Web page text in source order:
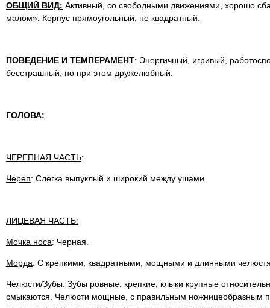
ОБЩИЙ ВИД: Активный, со свободными движениями, хорошо
малом». Корпус прямоугольный, не квадратный.
ПОВЕДЕНИЕ И ТЕМПЕРАМЕНТ: Энергичный, игривый,
бесстрашный, но при этом дружелюбный.
ГОЛОВА:
ЧЕРЕПНАЯ ЧАСТЬ:
Череп: Слегка выпуклый и широкий между ушами.
ЛИЦЕВАЯ ЧАСТЬ:
Мочка носа: Черная.
Морда: С крепкими, квадратными, мощными и длинными
Челюсти/Зубы: Зубы ровные, крепкие; клыки крупные
смыкаются. Челюсти мощные, с правильным ножницеобразным